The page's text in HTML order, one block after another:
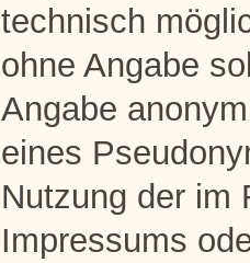
technisch
ohne Angabe
Angabe
eines
Nutzung der im
Impressums